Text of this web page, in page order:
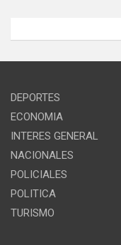
DEPORTES
ECONOMIA
INTERES GENERAL
NACIONALES
POLICIALES
POLITICA
TURISMO